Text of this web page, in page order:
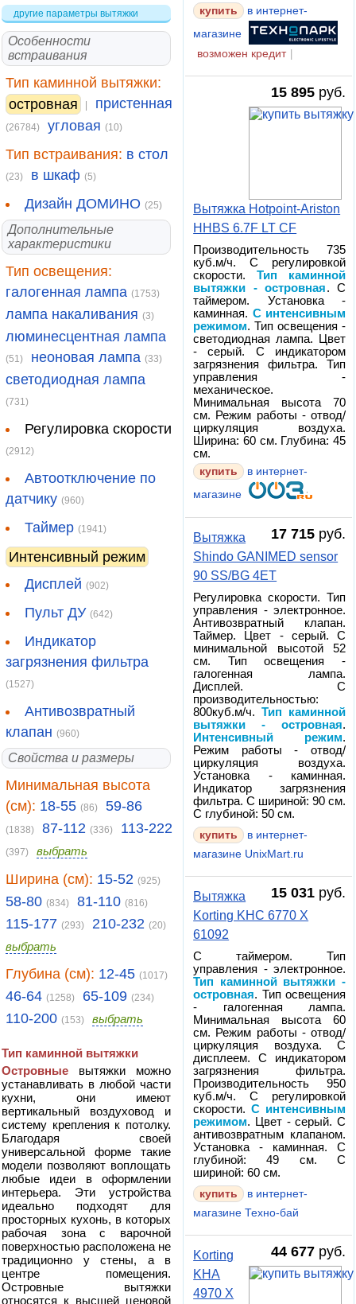
другие параметры вытяжки
Особенности
встраивания
Тип каминной вытяжки:
островная
| пристенная
(26784) угловая (10)
Тип встраивания: в стол
(23) в шкаф (5)
Дизайн ДОМИНО (25)
Дополнительные
характеристики
Тип освещения:
галогенная лампа (1753)
лампа накаливания (3)
люминесцентная лампа
(51) неоновая лампа (33)
светодиодная лампа
(731)
Регулировка скорости
(2912)
Автоотключение по
датчику (960)
Таймер (1941)
Интенсивный режим
Дисплей (902)
Пульт ДУ (642)
Индикатор
загрязнения фильтра
(1527)
Антивозвратный
клапан (960)
Свойства и размеры
Минимальная высота
(см): 18-55 (86) 59-86
(1838) 87-112 (336) 113-222
(397) выбрать
Ширина (см): 15-52 (925)
58-80 (834) 81-110 (816)
115-177 (293) 210-232 (20)
выбрать
Глубина (см): 12-45 (1017)
46-64 (1258) 65-109 (234)
110-200 (153) выбрать
Тип каминной вытяжки
Островные вытяжки можно
устанавливать в любой части
кухни, они имеют
вертикальный воздуховод и
систему крепления к потолку.
Благодаря своей
универсальной форме такие
модели позволяют воплощать
любые идеи в оформлении
интерьера. Эти устройства
идеально подходят для
просторных кухонь, в которых
рабочая зона с варочной
поверхностью расположена не
традиционно у стены, а в
центре помещения.
Островные вытяжки
относятся к высшей ценовой
купить
в интернет-
магазине
возможен кредит
15 895 руб.
Вытяжка Hotpoint-Ariston
HHBS 6.7F LT CF
Производительность 735
куб.м/ч. С регулировкой
скорости.Тип каминной
вытяжки - островная. С
таймером. Установка -
каминная. С интенсивным
режимом. Тип освещения -
светодиодная лампа. Цвет
- серый. С индикатором
загрязнения фильтра. Тип
управления -
механическое.
Минимальная высота 70
см. Режим работы - отвод/
циркуляция воздуха.
Ширина: 60 см. Глубина: 45
см.
купить
в интернет-
магазине
17 715 руб.
Вытяжка
Shindo GANIMED sensor
90 SS/BG 4ET
Регулировка скорости. Тип
управления - электронное.
Антивозвратный клапан.
Таймер. Цвет - серый. С
минимальной высотой 52
см. Тип освещения -
галогенная лампа.
Дисплей. С
производительностью:
800куб.м/ч.Тип каминной
вытяжки - островная.
Интенсивный режим.
Режим работы - отвод/
циркуляция воздуха.
Установка - каминная.
Индикатор загрязнения
фильтра. С шириной: 90 см.
С глубиной: 50 см.
в интернет-
магазине UnixMart.ru
15 031 руб.
Вытяжка
Korting KHC 6770 X
61092
С таймером. Тип
управления - электронное.
Тип каминной вытяжки -
островная. Тип освещения
- галогенная лампа.
Минимальная высота 60
см. Режим работы - отвод/
циркуляция воздуха. С
дисплеем. С индикатором
загрязнения фильтра.
Производительность 950
куб.м/ч. С регулировкой
скорости.С интенсивным
режимом. Цвет - серый. С
антивозвратным клапаном.
Установка - каминная. С
глубиной: 49 см. С
шириной: 60 см.
в интернет-
магазине Техно-бай
44 677 руб.
Korting
KHA
4970 X